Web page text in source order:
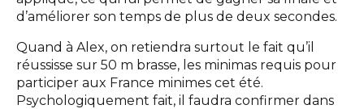
d’améliorer son temps de plus de deux secondes.
Quand à Alex, on retiendra surtout le fait qu’il
réussisse sur 50 m brasse, les minimas requis pour
participer aux France minimes cet été.
Psychologiquement fait, il faudra confirmer dans